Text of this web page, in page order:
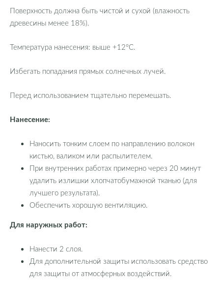
Поверхность должна быть чистой и сухой (влажность
древесины менее 18%).
Температура нанесения: выше +12°C.
Избегать попадания прямых солнечных лучей.
Перед использованием тщательно перемешать.
Нанесение:
Наносить тонким слоем по направлению волокон
кистью, валиком или распылителем.
При внутренних работах примерно через 20 минут
удалить излишки хлопчатобумажной тканью (для
лучшего результата).
Обеспечить хорошую вентиляцию.
Для наружных работ:
Нанести 2 слоя.
Для дополнительной защиты использовать средство
для защиты от атмосферных воздействий.